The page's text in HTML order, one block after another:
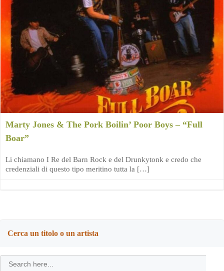
Marty Jones & The Pork Boilin’ Poor Boys – “Full
Boar”
Li chiamano I Re del Barn Rock e del Drunkytonk e credo che
credenziali di questo tipo meritino tutta la […]
Cerca un titolo o un artista
Search
for: